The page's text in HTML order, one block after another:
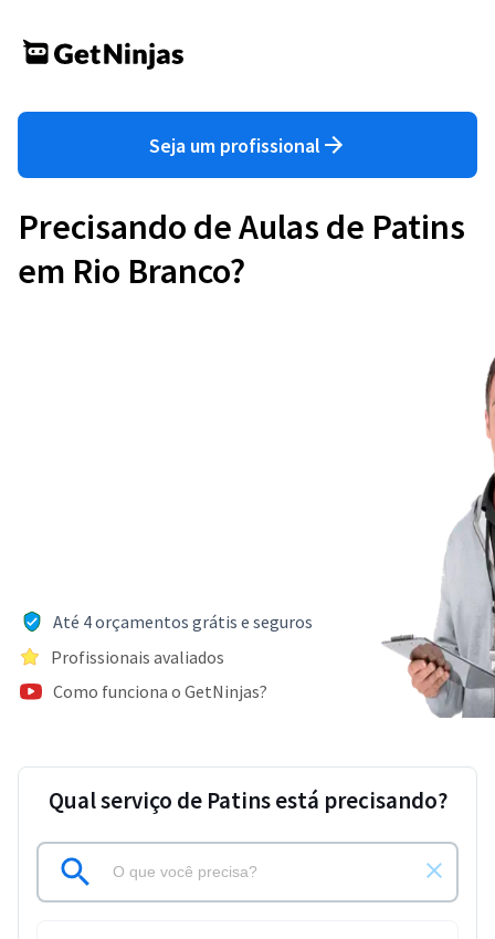
Seja um profissional
Precisando de Aulas de Patins
em Rio Branco?
Até 4 orçamentos grátis e seguros
Profissionais avaliados
Como funciona o GetNinjas?
Qual serviço de Patins está precisando?